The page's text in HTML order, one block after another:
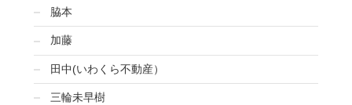
脇本
加藤
田中(いわくら不動産）
三輪未早樹